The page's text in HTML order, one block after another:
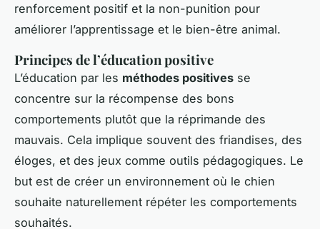
renforcement positif et la non-punition pour
améliorer l’apprentissage et le bien-être animal.
Principes de l’éducation positive
L’éducation par les méthodes positives se
concentre sur la récompense des bons
comportements plutôt que la réprimande des
mauvais. Cela implique souvent des friandises, des
éloges, et des jeux comme outils pédagogiques. Le
but est de créer un environnement où le chien
souhaite naturellement répéter les comportements
souhaités.